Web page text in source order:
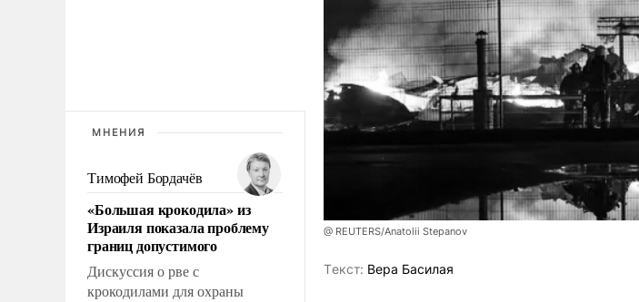
МНЕНИЯ
Тимофей Бордачёв
«Большая крокодила» из
Израиля показала проблему
границ допустимого
Дискуссия о рве с
крокодилами для охраны
@ REUTERS/Anatolii Stepanov
Tекст: Вера Басилая